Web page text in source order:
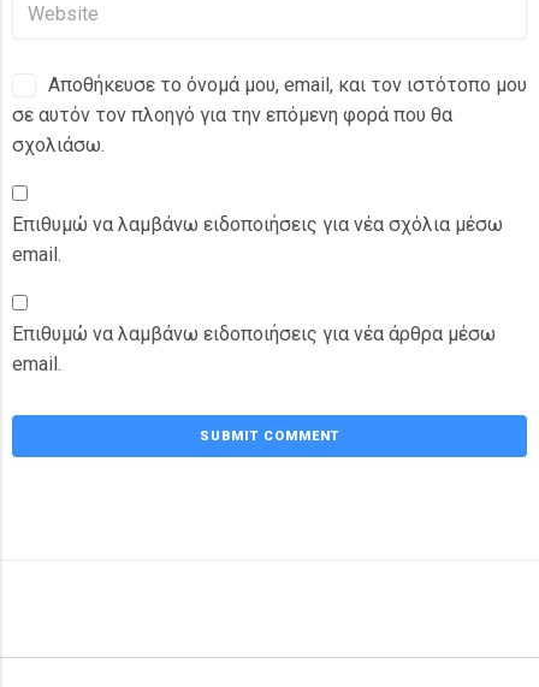
Αποθήκευσε το όνομά μου, email, και τον ιστότοπο μου
σε αυτόν τον πλοηγό για την επόμενη φορά που θα
σχολιάσω.
Επιθυμώ να λαμβάνω ειδοποιήσεις για νέα σχόλια μέσω
email.
Επιθυμώ να λαμβάνω ειδοποιήσεις για νέα άρθρα μέσω
email.